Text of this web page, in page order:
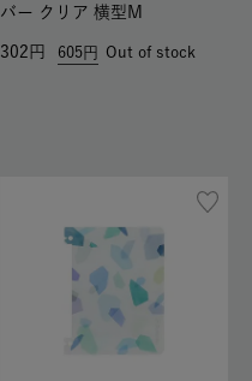
バー クリア 横型M
605
302 Out of stock